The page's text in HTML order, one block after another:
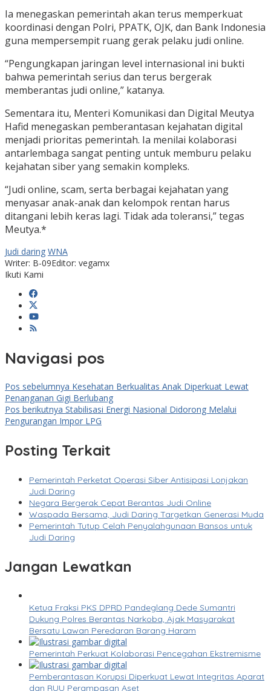
Ia menegaskan pemerintah akan terus memperkuat
koordinasi dengan Polri, PPATK, OJK, dan Bank Indonesia
guna mempersempit ruang gerak pelaku judi online.
“Pengungkapan jaringan level internasional ini bukti
bahwa pemerintah serius dan terus bergerak
memberantas judi online,” katanya.
Sementara itu, Menteri Komunikasi dan Digital Meutya
Hafid menegaskan pemberantasan kejahatan digital
menjadi prioritas pemerintah. Ia menilai kolaborasi
antarlembaga sangat penting untuk memburu pelaku
kejahatan siber yang semakin kompleks.
“Judi online, scam, serta berbagai kejahatan yang
menyasar anak-anak dan kelompok rentan harus
ditangani lebih keras lagi. Tidak ada toleransi,” tegas
Meutya.*
Judi daring WNA
Writer: B-09Editor: vegamx
Ikuti Kami
Navigasi pos
Pos sebelumnya Kesehatan Berkualitas Anak Diperkuat Lewat
Penanganan Gigi Berlubang
Pos berikutnya Stabilisasi Energi Nasional Didorong Melalui
Pengurangan Impor LPG
Posting Terkait
Pemerintah Perketat Operasi Siber Antisipasi Lonjakan
Judi Daring
Negara Bergerak Cepat Berantas Judi Online
Waspada Bersama, Judi Daring Targetkan Generasi Muda
Pemerintah Tutup Celah Penyalahgunaan Bansos untuk
Judi Daring
Jangan Lewatkan
Ketua Fraksi PKS DPRD Pandeglang Dede Sumantri
Dukung Polres Berantas Narkoba, Ajak Masyarakat
Bersatu Lawan Peredaran Barang Haram
Pemerintah Perkuat Kolaborasi Pencegahan Ekstremisme
Pemberantasan Korupsi Diperkuat Lewat Integritas Aparat
dan RUU Perampasan Aset